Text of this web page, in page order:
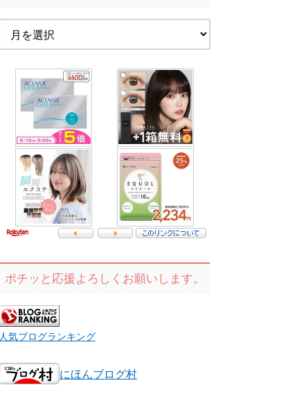
ポチッと応援よろしくお願いします。
人気ブログランキング
にほんブログ村